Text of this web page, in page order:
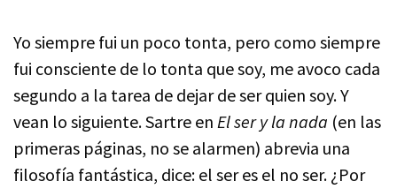
Yo siempre fui un poco tonta, pero como siempre
fui consciente de lo tonta que soy, me avoco cada
segundo a la tarea de dejar de ser quien soy. Y
vean lo siguiente. Sartre en El ser y la nada (en las
primeras páginas, no se alarmen) abrevia una
filosofía fantástica, dice: el ser es el no ser. ¿Por